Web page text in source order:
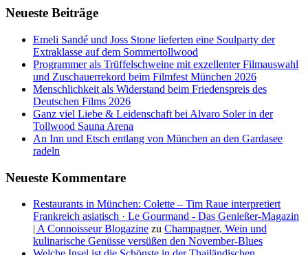
Neueste Beiträge
Emeli Sandé und Joss Stone lieferten eine Soulparty der
Extraklasse auf dem Sommertollwood
Programmer als Trüffelschweine mit exzellenter Filmauswahl
und Zuschauerrekord beim Filmfest München 2026
Menschlichkeit als Widerstand beim Friedenspreis des
Deutschen Films 2026
Ganz viel Liebe & Leidenschaft bei Alvaro Soler in der
Tollwood Sauna Arena
An Inn und Etsch entlang von München an den Gardasee
radeln
Neueste Kommentare
Restaurants in München: Colette – Tim Raue interpretiert
Frankreich asiatisch · Le Gourmand - Das Genießer-Magazin
| A Connoisseur Blogazine zu Champagner, Wein und
kulinarische Genüsse versüßen den November-Blues